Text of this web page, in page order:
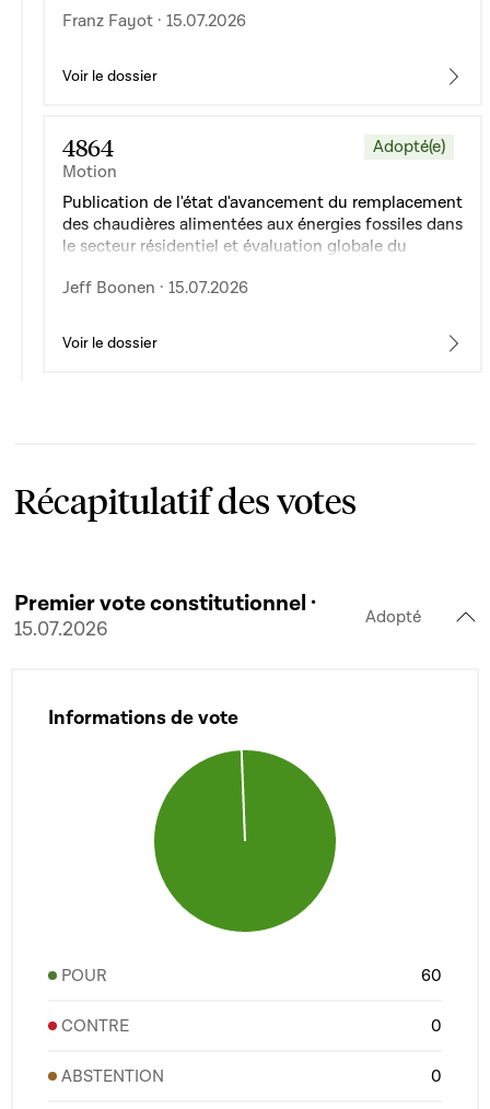
Franz Fayot · 15.07.2026
Voir le dossier
4864
Motion
Adopté(e)
Publication de l'état d'avancement du remplacement
des chaudières alimentées aux énergies fossiles dans
le secteur résidentiel et évaluation globale du
Jeff Boonen · 15.07.2026
Voir le dossier
Récapitulatif des votes
Premier vote constitutionnel ·
15.07.2026
Adopté
Informations de vote
POUR 60
CONTRE 0
ABSTENTION 0